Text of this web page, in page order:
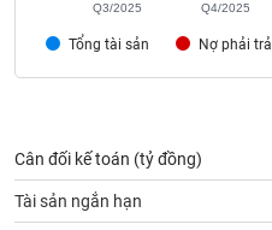
Tổng tài sản Nợ phải trả
Q3/2025 Q4/2025
Cân đối kế toán (tỷ đồng)
Tài sản ngắn hạn
Đào
tạo
Sách
tài